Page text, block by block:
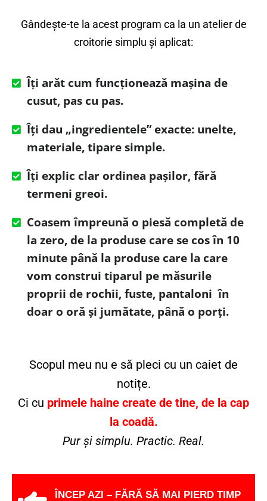
Gândește-te la acest program ca la un atelier de
croitorie simplu și aplicat:
Îți arăt cum funcționează mașina de
cusut, pas cu pas.
Îți dau „ingredientele” exacte: unelte,
materiale, tipare simple.
Îți explic clar ordinea pașilor, fără
termeni greoi.
Coasem împreună o piesă completă de
la zero, de la produse care se cos în 10
minute până la produse care la care
vom construi tiparul pe măsurile
proprii de rochii, fuste, pantaloni în
doar o oră și jumătate, până o porți.
Scopul meu nu e să pleci cu un caiet de
notițe.
Ci cu primele haine create de tine, de la cap
la coadă.
Pur și simplu. Practic. Real.
ÎNCEP AZI – FĂRĂ SĂ MAI PIERD TIMP